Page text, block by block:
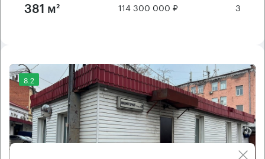
381 м² 114 300 000 ₽ 3
8.2